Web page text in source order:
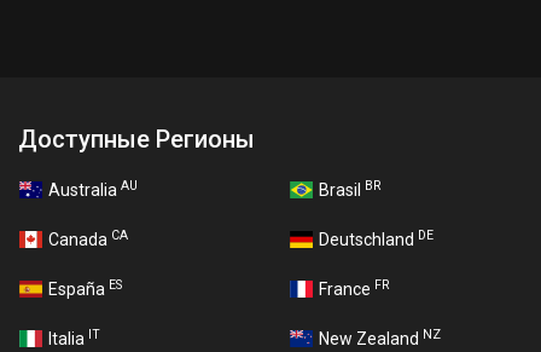
Доступные Регионы
Australia AU Brasil BR
Canada CA Deutschland DE
España ES France FR
Italia IT New Zealand NZ